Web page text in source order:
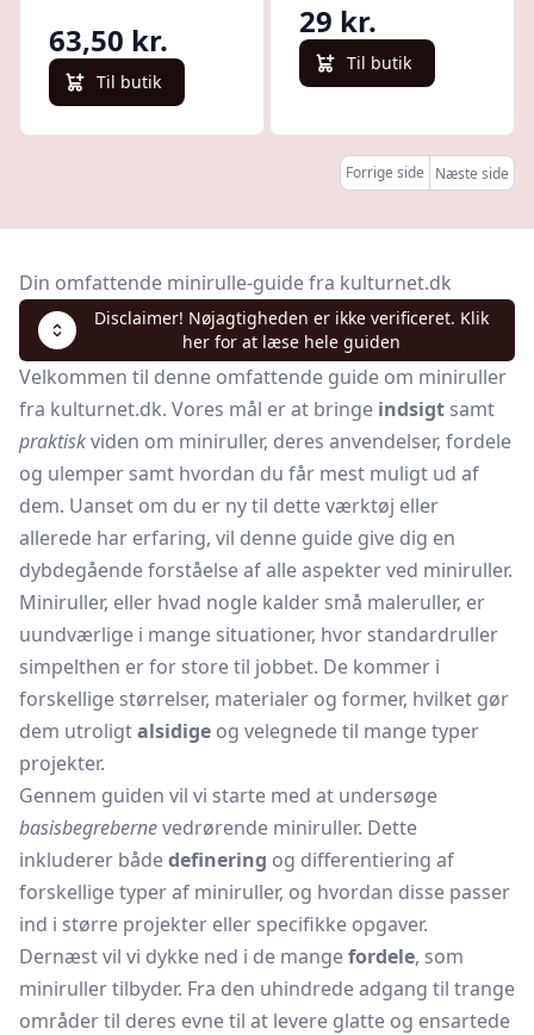
63,50 kr.
Til butik
29 kr.
Til butik
Forrige side Næste side
Din omfattende minirulle-guide fra kulturnet.dk
Disclaimer! Nøjagtigheden er ikke verificeret. Klik
her for at læse hele guiden
Velkommen til denne omfattende guide om miniruller
fra kulturnet.dk. Vores mål er at bringe indsigt samt
praktiskviden om miniruller, deres anvendelser, fordele
og ulemper samt hvordan du får mest muligt ud af
dem. Uanset om du er ny til dette værktøj eller
allerede har erfaring, vil denne guide give dig en
dybdegående forståelse af alle aspekter ved miniruller.
Miniruller, eller hvad nogle kalder små maleruller, er
uundværlige i mange situationer, hvor standardruller
simpelthen er for store til jobbet. De kommer i
forskellige størrelser, materialer og former, hvilket gør
dem utroligtalsidige og velegnede til mange typer
projekter.
Gennem guiden vil vi starte med at undersøge
basisbegrebernevedrørende miniruller. Dette
inkluderer bådedefinering og differentiering af
forskellige typer af miniruller, og hvordan disse passer
ind i større projekter eller specifikke opgaver.
Dernæst vil vi dykke ned i de mangefordele, som
miniruller tilbyder. Fra den uhindrede adgang til trange
områder til deres evne til at levere glatte og ensartede